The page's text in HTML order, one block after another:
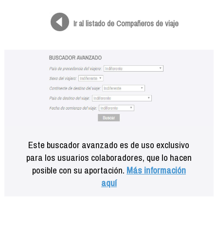
Ir al listado de Compañeros de viaje
Este buscador avanzado es de uso exclusivo
para los usuarios colaboradores, que lo hacen
posible con su aportación. Más información
aquí